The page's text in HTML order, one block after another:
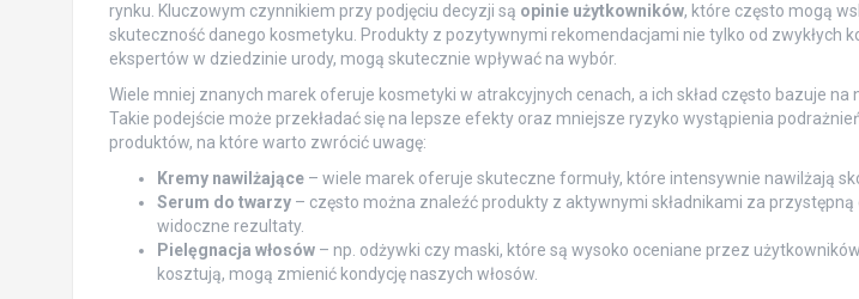
rynku. Kluczowym czynnikiem przy podjęciu decyzji są opinie użytkowników, które często mogą
skuteczność danego kosmetyku. Produkty z pozytywnymi rekomendacjami nie tylko od zwykłych
ekspertów w dziedzinie urody, mogą skutecznie wpływać na wybór.
Wiele mniej znanych marek oferuje kosmetyki w atrakcyjnych cenach, a ich skład często bazuje na
Takie podejście może przekładać się na lepsze efekty oraz mniejsze ryzyko wystąpienia
produktów, na które warto zwrócić uwagę:
Kremy nawilżające– wiele marek oferuje skuteczne formuły, które intensywnie nawilżają
Serum do twarzy– często można znaleźć produkty z aktywnymi składnikami za przystępną
widoczne rezultaty.
Pielęgnacja włosów– np. odżywki czy maski, które są wysoko oceniane przez
kosztują, mogą zmienić kondycję naszych włosów.